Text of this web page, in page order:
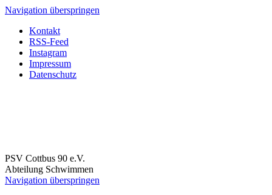
Navigation überspringen
Kontakt
RSS-Feed
Instagram
Impressum
Datenschutz
PSV Cottbus 90 e.V.
Abteilung Schwimmen
Navigation überspringen